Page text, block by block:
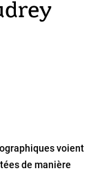
voient
de manière